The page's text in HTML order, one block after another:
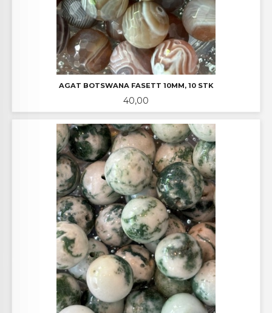
AGAT BOTSWANA FASETT 10MM, 10 STK
Pris
40,00